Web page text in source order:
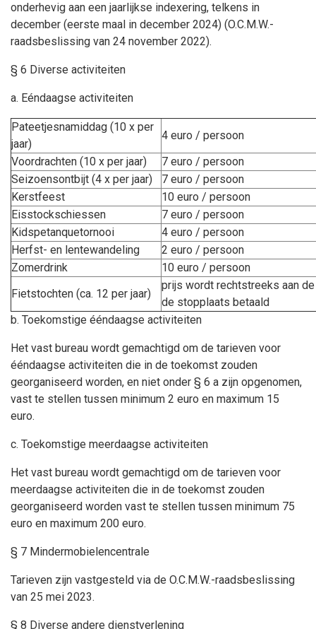
onderhevig aan een jaarlijkse indexering, telkens in
december (eerste maal in december 2024) (O.C.M.W.-
raadsbeslissing van 24 november 2022).
§ 6 Diverse activiteiten
a. Eéndaagse activiteiten
Pateetjesnamiddag (10 x per
jaar)
4 euro / persoon
Voordrachten (10 x per jaar)
7 euro / persoon
Seizoensontbijt (4 x per jaar)
7 euro / persoon
Kerstfeest
10 euro / persoon
Eisstockschiessen
7 euro / persoon
Kidspetanquetornooi
4 euro / persoon
Herfst- en lentewandeling
2 euro / persoon
Zomerdrink
10 euro / persoon
Fietstochten (ca. 12 per jaar)
prijs wordt rechtstreeks aan
de stopplaats betaald
b. Toekomstige ééndaagse activiteiten
Het vast bureau wordt gemachtigd om de tarieven voor
ééndaagse activiteiten die in de toekomst zouden
georganiseerd worden, en niet onder § 6 a zijn opgenomen,
vast te stellen tussen minimum 2 euro en maximum 15
euro.
c. Toekomstige meerdaagse activiteiten
Het vast bureau wordt gemachtigd om de tarieven voor
meerdaagse activiteiten die in de toekomst zouden
georganiseerd worden vast te stellen tussen minimum 75
euro en maximum 200 euro.
§ 7 Mindermobielencentrale
Tarieven zijn vastgesteld via de O.C.M.W.-raadsbeslissing
van 25 mei 2023.
§ 8 Diverse andere dienstverlening